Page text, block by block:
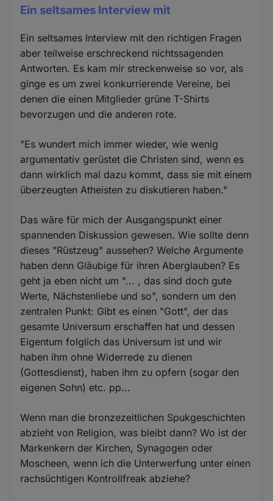
Ein seltsames Interview mit
Ein seltsames Interview mit den richtigen Fragen
aber teilweise erschreckend nichtssagenden
Antworten. Es kam mir streckenweise so vor, als
ginge es um zwei konkurrierende Vereine, bei
denen die einen Mitglieder grüne T-Shirts
bevorzugen und die anderen rote.
"Es wundert mich immer wieder, wie wenig
argumentativ gerüstet die Christen sind, wenn es
dann wirklich mal dazu kommt, dass sie mit einem
überzeugten Atheisten zu diskutieren haben."
Das wäre für mich der Ausgangspunkt einer
spannenden Diskussion gewesen. Wie sollte denn
dieses "Rüstzeug" aussehen? Welche Argumente
haben denn Gläubige für ihren Aberglauben? Es
geht ja eben nicht um "... , das sind doch gute
Werte, Nächstenliebe und so", sondern um den
zentralen Punkt: Gibt es einen "Gott", der das
gesamte Universum erschaffen hat und dessen
Eigentum folglich das Universum ist und wir
haben ihm ohne Widerrede zu dienen
(Gottesdienst), haben ihm zu opfern (sogar den
eigenen Sohn) etc. pp...
Wenn man die bronzezeitlichen Spukgeschichten
abzieht von Religion, was bleibt dann? Wo ist der
Markenkern der Kirchen, Synagogen oder
Moscheen, wenn ich die Unterwerfung unter einen
rachsüchtigen Kontrollfreak abziehe?